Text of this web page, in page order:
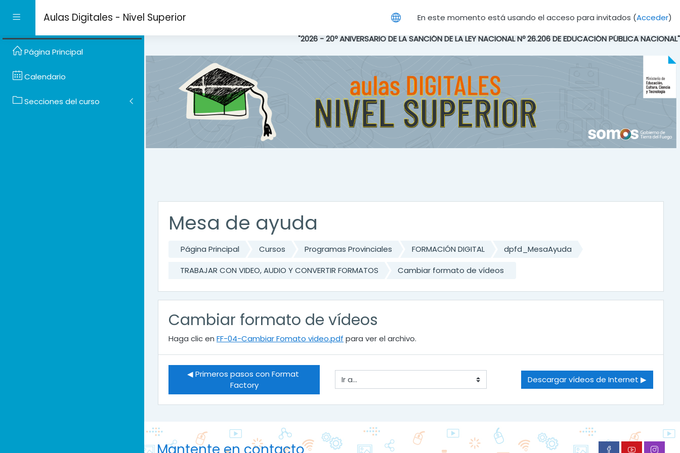
Panel lateralAulas Digitales - Nivel Superior En este momento está usando el acceso para invitados (Acceder)
"2026 - 20º ANIVERSARIO DE LA SANCIÓN DE LA LEY NACIONAL Nº 26.206 DE EDUCACIÓN PÚBLICA NACIONAL"
Mesa de ayuda
Página Principal Cursos Programas Provinciales FORMACIÓN DIGITAL
dpfd_MesaAyuda
TRABAJAR CON VIDEO, AUDIO Y CONVERTIR FORMATOS
Cambiar formato de vídeos
Cambiar formato de vídeos
Haga clic en FF-04-Cambiar Fomato video.pdf para ver el archivo.
◀︎ Primeros pasos con Format
Factory
Ir a... Descargar vídeos de Internet ▶︎
Página Principal
Calendario
Secciones del curso
Mantente en contacto